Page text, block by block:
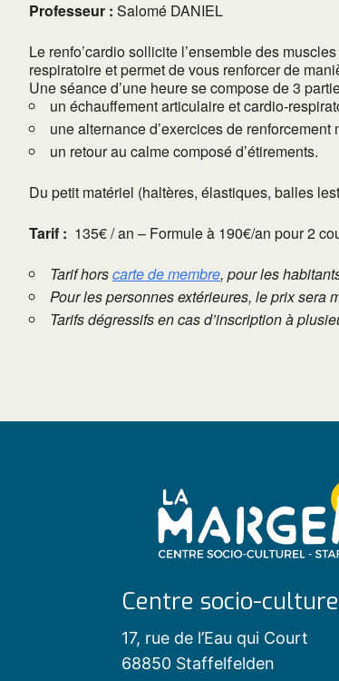
Professeur : Salomé DANIEL
Le renfo’cardio sollicite l’ensemble des
respiratoire et permet de vous renforcer de
Une séance d’une heure se compose de 3
un échauffement articulaire et cardio-
une alternance d’exercices de
un retour au calme composé d’étirements.
Du petit matériel (haltères, élastiques, balles
Tarif : 135€ / an – Formule à 190€/an pour 2
Tarif horscarte de membre, pour les
Pour les personnes extérieures, le prix sera
Tarifs dégressifs en cas d’inscription à
Centre socio-
17, rue de l’Eau qui Court
68850 Staffelfelden